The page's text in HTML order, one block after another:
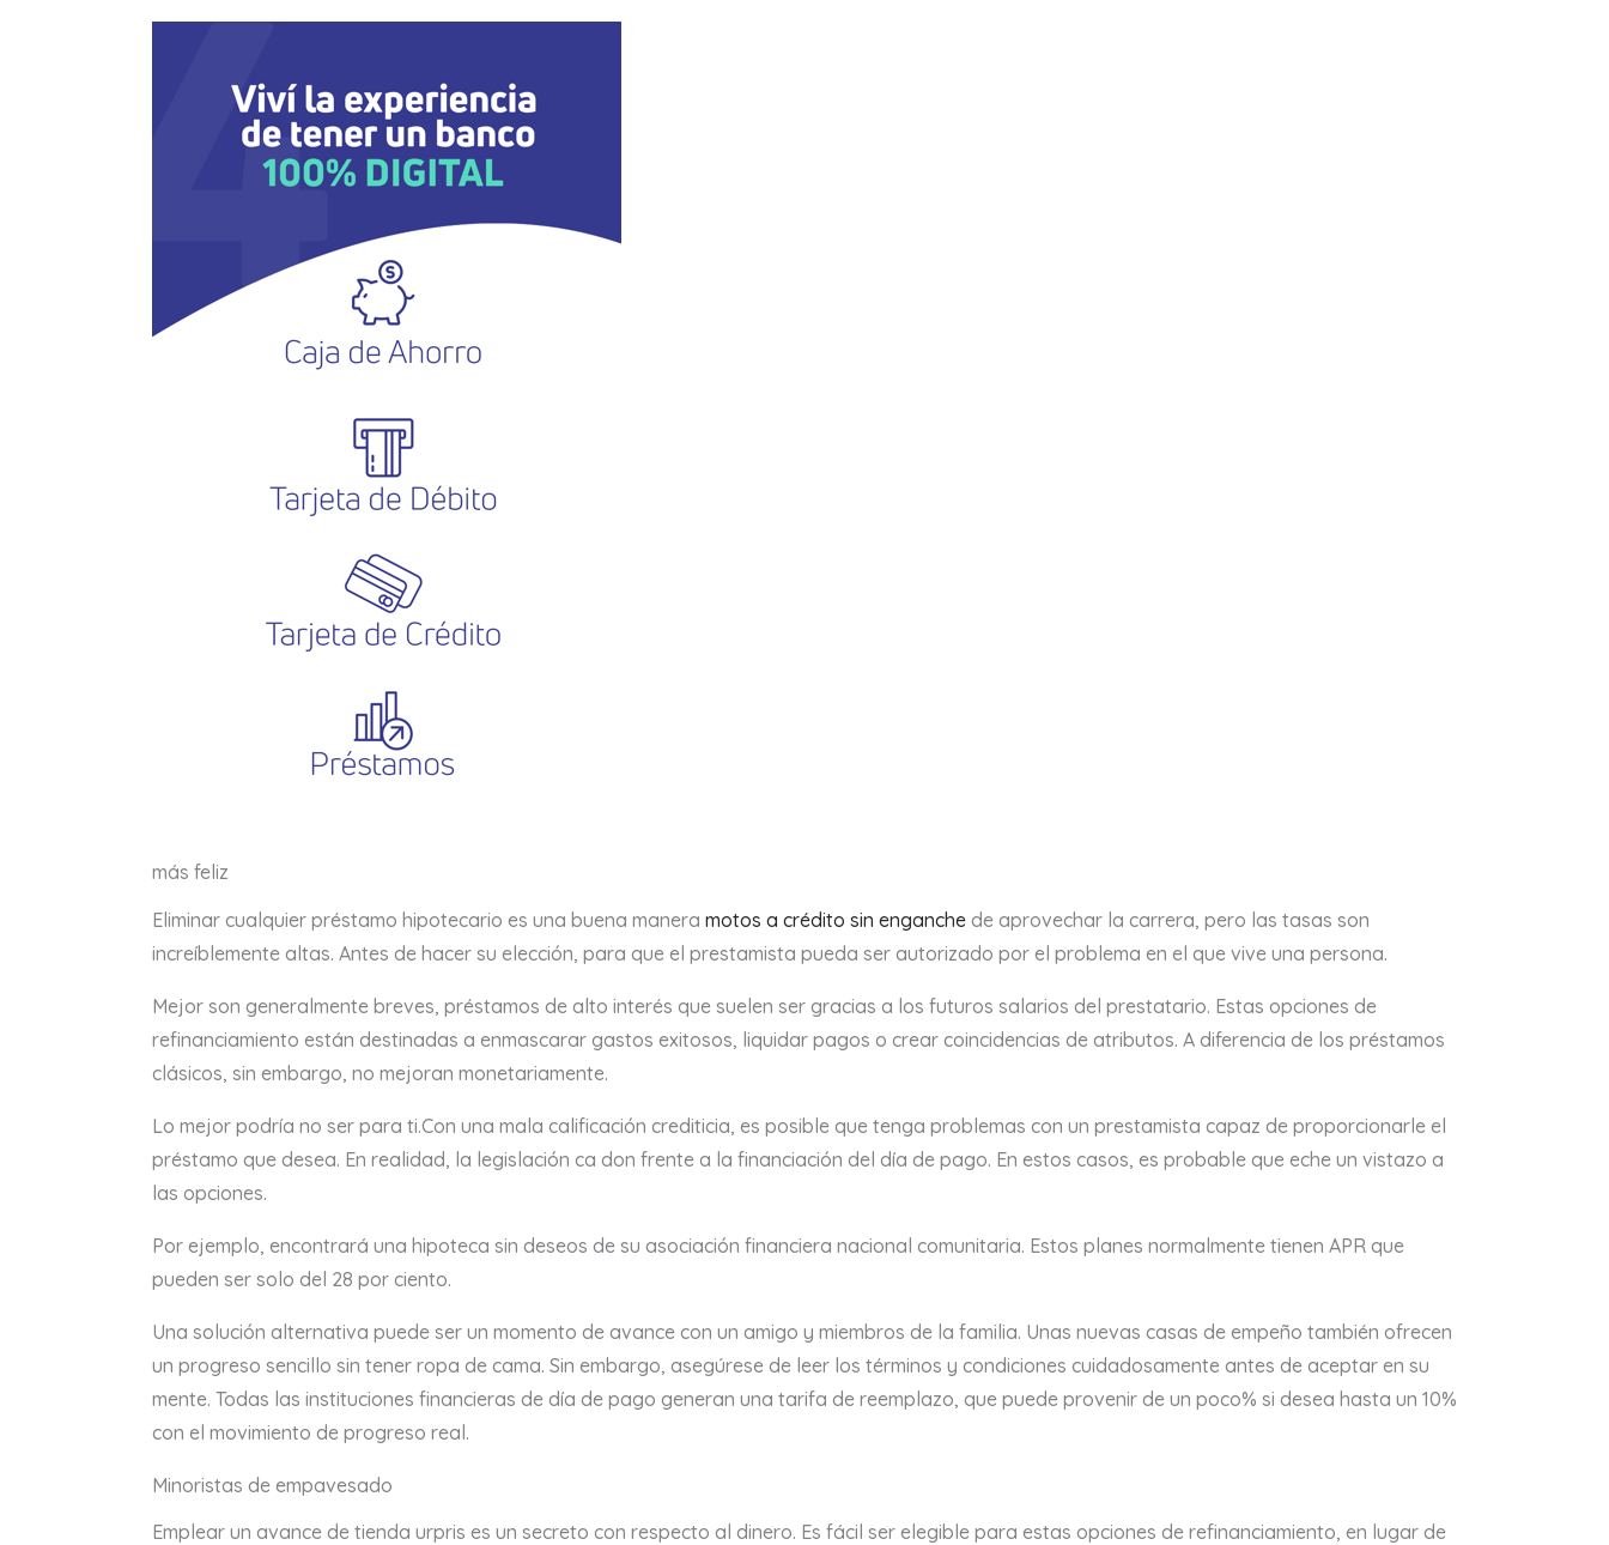
más feliz
Eliminar cualquier préstamo hipotecario es una buena manera motos a crédito sin enganchede aprovechar la carrera, pero las tasas son
increíblemente altas. Antes de hacer su elección, para que el prestamista pueda ser autorizado por el problema en el que vive una persona.
Mejor son generalmente breves, préstamos de alto interés que suelen ser gracias a los futuros salarios del prestatario. Estas opciones de
refinanciamiento están destinadas a enmascarar gastos exitosos, liquidar pagos o crear coincidencias de atributos. A diferencia de los préstamos
clásicos, sin embargo, no mejoran monetariamente.
Lo mejor podría no ser para ti.Con una mala calificación crediticia, es posible que tenga problemas con un prestamista capaz de proporcionarle el
préstamo que desea. En realidad, la legislación ca don frente a la financiación del día de pago. En estos casos, es probable que eche un vistazo a
las opciones.
Por ejemplo, encontrará una hipoteca sin deseos de su asociación financiera nacional comunitaria. Estos planes normalmente tienen APR que
pueden ser solo del 28 por ciento.
Una solución alternativa puede ser un momento de avance con un amigo y miembros de la familia. Unas nuevas casas de empeño también ofrecen
un progreso sencillo sin tener ropa de cama. Sin embargo, asegúrese de leer los términos y condiciones cuidadosamente antes de aceptar en su
mente. Todas las instituciones financieras de día de pago generan una tarifa de reemplazo, que puede provenir de un poco% si desea hasta un 10%
con el movimiento de progreso real.
Minoristas de empavesado
Emplear un avance de tienda urpris es un secreto con respecto al dinero. Es fácil ser elegible para estas opciones de refinanciamiento, en lugar de